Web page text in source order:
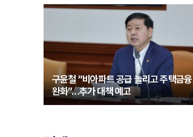
구윤철 “비아파트 공급 늘리고 주택금융
완화”…추가 대책 예고